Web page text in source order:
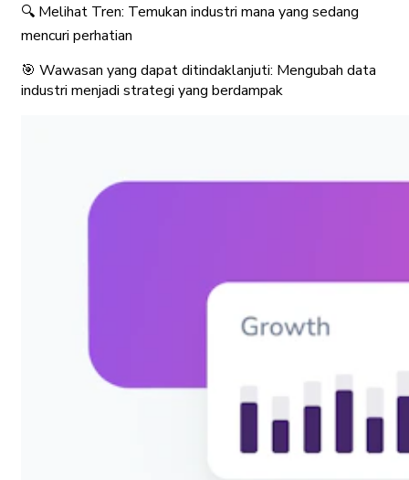
🔍 Melihat Tren: Temukan industri mana yang sedang
mencuri perhatian
🎯 Wawasan yang dapat ditindaklanjuti: Mengubah data
industri menjadi strategi yang berdampak